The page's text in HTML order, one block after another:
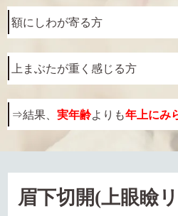
額にしわが寄る方
上まぶたが重く感じる方
⇒結果、実年齢よりも年上にみ
眉下切開(上眼瞼